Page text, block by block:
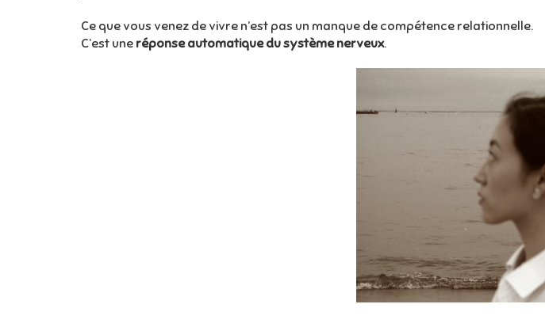
Ce que vous venez de vivre n’est pas un manque de compétence relationnelle.
C’est une réponse automatique du système nerveux.